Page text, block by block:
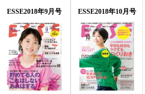
ESSE2018年9月号 ESSE2018年10月号